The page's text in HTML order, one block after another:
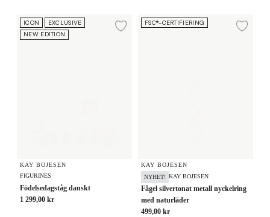
Födelsedagståg danskt
ICON
EXCLUSIVE
NEW EDITION
Lägg till i önskelista
KAY BOJESEN
FIGURINES
Födelsedagståg danskt
1 299,00 kr
Fågel silvertonat metall
FSC®-CERTIFIERING
KAY BOJESEN
NYHET! KAY BOJESEN
Fågel silvertonat metall nyckelring
med naturläder
499,00 kr